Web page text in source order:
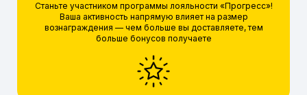
Станьте участником программы лояльности «Прогресс»!
Ваша активность напрямую влияет на размер
вознаграждения — чем больше вы доставляете, тем
больше бонусов получаете